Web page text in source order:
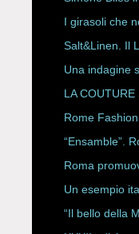
ESPY Awards
I girasoli che
Salt&Linen. Il
Una indagine
LA COUTURE
CON
ROBERTA
Rome
“Ensamble”.
Storici
Roma
Un esempio
Rete Slow
“Il bello della